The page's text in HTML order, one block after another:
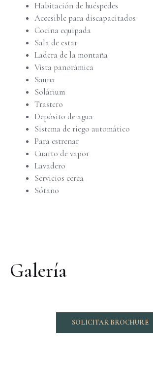
Habitación de huéspedes
Accesible para discapacitados
Cocina equipada
Sala de estar
Ladera de la montaña
Vista panorámica
Sauna
Solárium
Trastero
Depósito de agua
Sistema de riego automático
Para estrenar
Cuarto de vapor
Lavadero
Servicios cerca
Sótano
Galería
SOLICITAR BROCHURE